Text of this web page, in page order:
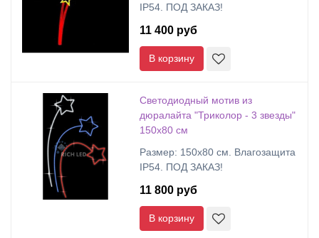
IP54. ПОД ЗАКАЗ!
11 400 руб
В корзину
Светодиодный мотив из
дюралайта "Триколор - 3 звезды"
150х80 см
Размер: 150х80 см. Влагозащита
IP54. ПОД ЗАКАЗ!
11 800 руб
В корзину